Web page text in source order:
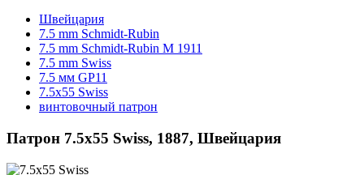
Швейцария
7.5 mm Schmidt-Rubin
7.5 mm Schmidt-Rubin M 1911
7.5 mm Swiss
7.5 мм GP11
7.5x55 Swiss
винтовочный патрон
Патрон 7.5x55 Swiss, 1887, Швейцария